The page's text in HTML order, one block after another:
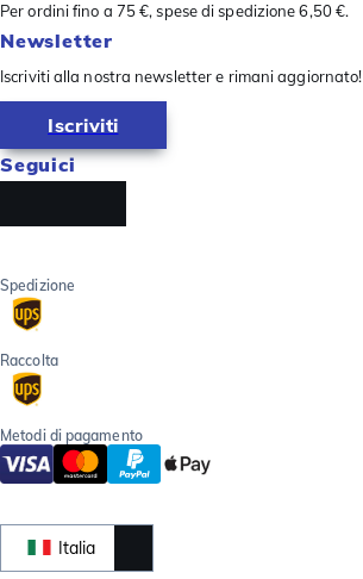
Per ordini fino a 75 €, spese di spedizione 6,50 €.
Newsletter
Iscriviti alla nostra newsletter e rimani aggiornato!
Iscriviti
Seguici
Spedizione
Raccolta
Metodi di pagamento
Italia